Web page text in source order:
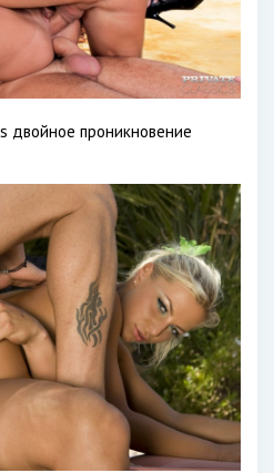
двойное проникновение